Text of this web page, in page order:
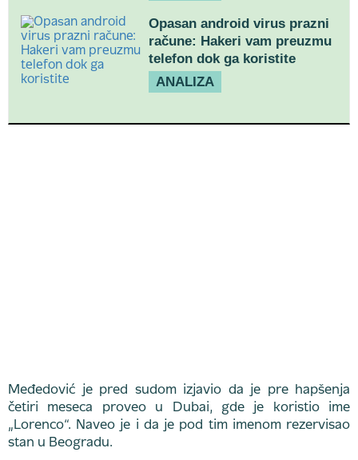
Opasan android virus prazni
račune: Hakeri vam preuzmu
telefon dok ga koristite
ANALIZA
Međedović je pred sudom izjavio da je pre hapšenja
četiri meseca proveo u Dubai, gde je koristio ime
„Lorenco“. Naveo je i da je pod tim imenom rezervisao
stan u Beogradu.